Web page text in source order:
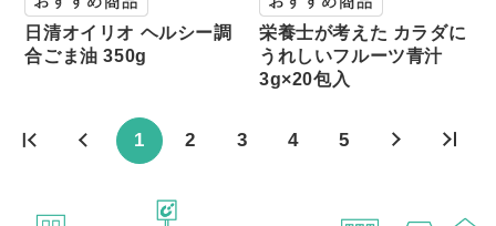
日清オイリオ ヘルシー調
合ごま油 350g
栄養士が考えた カラダに
うれしいフルーツ青汁
3g×20包入
1 2 3 4 5